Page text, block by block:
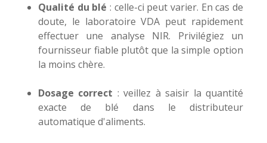
Qualité du blé : celle-ci peut varier. En cas de
doute, le laboratoire VDA peut rapidement
effectuer une analyse NIR. Privilégiez un
fournisseur fiable plutôt que la simple option
la moins chère.
Dosage correct : veillez à saisir la quantité
exacte de blé dans le distributeur
automatique d'aliments.